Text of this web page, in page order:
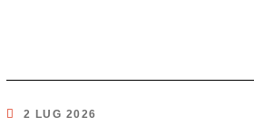
2 LUG 2026